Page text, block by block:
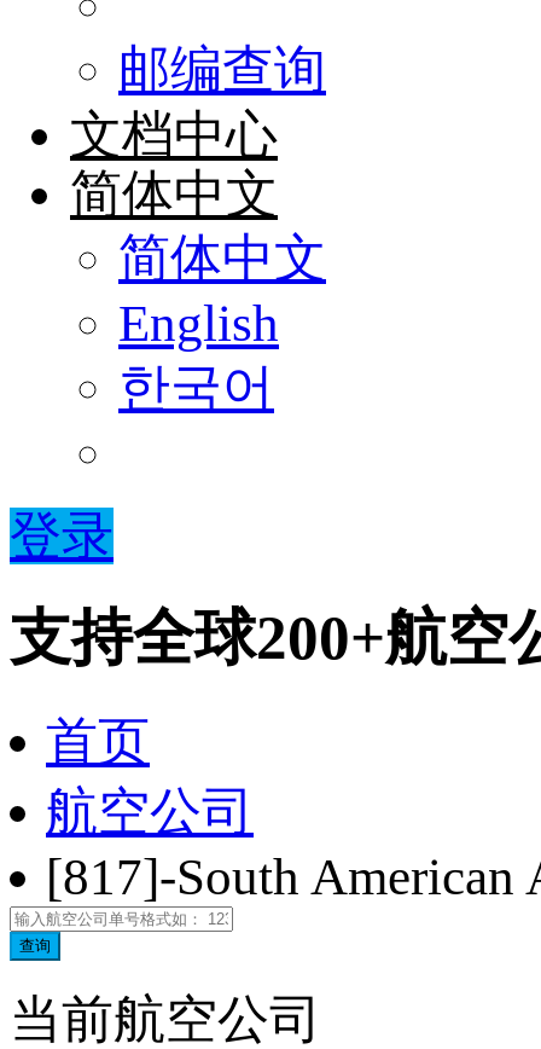
邮编查询
文档中心
简体中文
简体中文
English
한국어
登录
支持全球200+航空
首页
航空公司
[817]-South American
查询
当前航空公司